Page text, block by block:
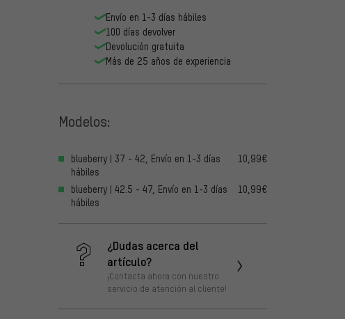
Envío en 1-3 días hábiles
100 días devolver
Devolución gratuita
Más de 25 años de experiencia
Modelos:
blueberry | 37 - 42, Envío en 1-3 días
hábiles
10,99€
blueberry | 42.5 - 47, Envío en 1-3 días
hábiles
10,99€
¿Dudas acerca del
artículo?
¡Contacta ahora con nuestro
servicio de atención al cliente!